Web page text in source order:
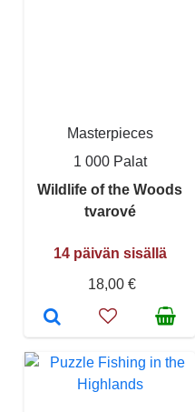
Masterpieces
1 000 Palat
Wildlife of the Woods
tvarové
14 päivän sisällä
18,00 €